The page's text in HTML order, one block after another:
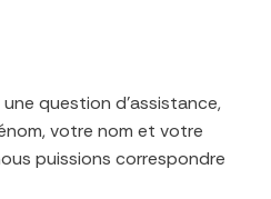
question d’assistance,
votre nom et votre
puissions correspondre